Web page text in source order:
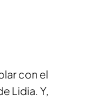
con el
Lidia. Y,